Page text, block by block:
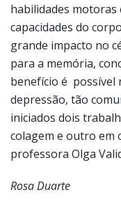
habilidades motoras
capacidades do
grande impacto no
para a memória,
benefício é possível
depressão, tão
iniciados dois
colagem e outro em
professora Olga
Rosa Duarte